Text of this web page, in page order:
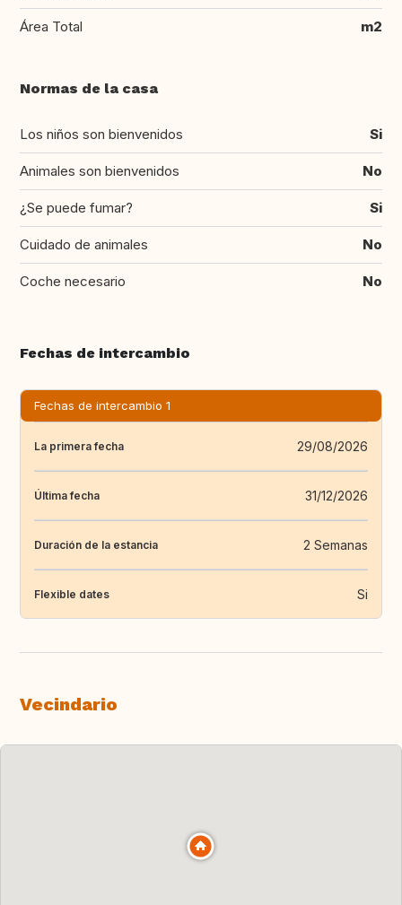
Área Total m2
Normas de la casa
Los niños son bienvenidos Si
Animales son bienvenidos No
¿Se puede fumar? Si
Cuidado de animales No
Coche necesario No
Fechas de intercambio
Fechas de intercambio 1
La primera fecha 29/08/2026
Última fecha 31/12/2026
Duración de la estancia 2 Semanas
Flexible dates Si
Vecindario